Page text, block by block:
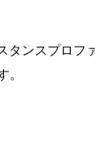
ンスプロ